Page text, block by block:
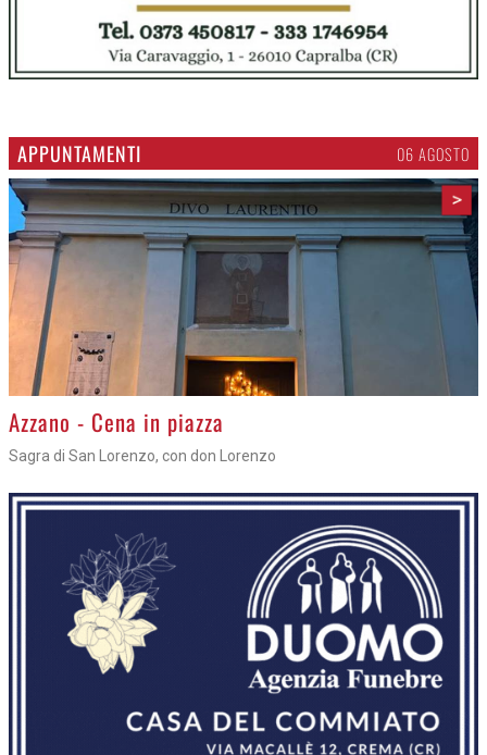
APPUNTAMENTI 06 AGOSTO
>
Azzano - Cena in piazza
Sagra di San Lorenzo, con don Lorenzo